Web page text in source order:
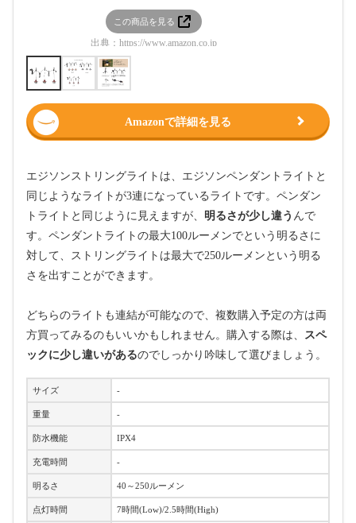
この商品を見る
出典： https://www.amazon.co.jp
Amazonで詳細を見る
エジソンストリングライトは、エジソンペンダントライトと
同じようなライトが3連になっているライトです。ペンダン
トライトと同じように見えますが、 明るさが少し違う んで
す。ペンダントライトの最大100ルーメンでという明るさに
対して、ストリングライトは最大で250ルーメンという明る
さを出すことができます。
どちらのライトも連結が可能なので、複数購入予定の方は両
方買ってみるのもいいかもしれません。購入する際は、 スペ
ックに少し違いがあるのでしっかり吟味して選びましょう。
サイズ -
重量 -
防水機能 IPX4
充電時間 -
明るさ 40～250ルーメン
点灯時間 7時間(Low)/2.5時間(High)